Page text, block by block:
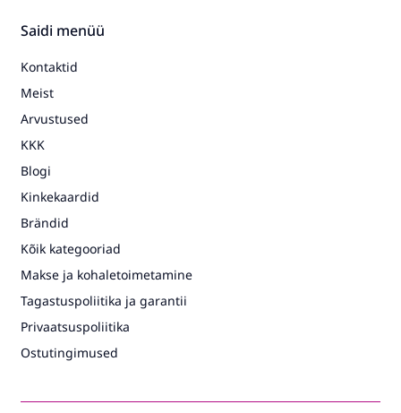
Saidi menüü
Kontaktid
Meist
Arvustused
KKK
Blogi
Kinkekaardid
Brändid
Kõik kategooriad
Makse ja kohaletoimetamine
Tagastuspoliitika ja garantii
Privaatsuspoliitika
Ostutingimused